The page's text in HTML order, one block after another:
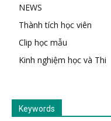
NEWS
Thành tích học viên
Clip học mẫu
Kinh nghiệm học và Thi
Keywords